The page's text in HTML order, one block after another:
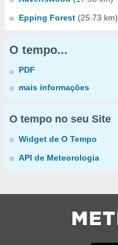
Epping Forest (25.73 km)
O tempo...
PDF
mais informações
O tempo no seu Site
Widget de O Tempo
API de Meteorologia